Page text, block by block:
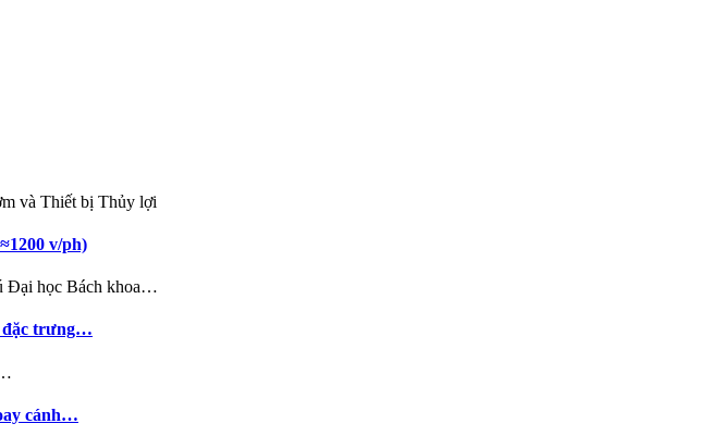
và Thiết bị Thủy lợi
v/ph)
Đại học Bách khoa…
đặc trưng…
cánh…